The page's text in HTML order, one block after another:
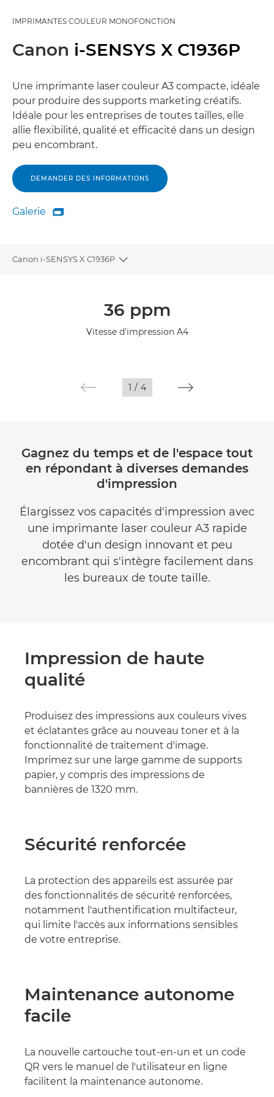
IMPRIMANTES COULEUR MONOFONCTION
Canon i-SENSYS X C1936P
Une imprimante laser couleur A3 compacte, idéale
pour produire des supports marketing créatifs.
Idéale pour les entreprises de toutes tailles, elle
allie flexibilité, qualité et efficacité dans un design
peu encombrant.
DEMANDER DES INFORMATIONS
Galerie
Galerie

Canon i-SENSYS X C1936P
Toggle breadcrumbs
36 ppm
Vitesse d'impression A4
1 / 4
Gagnez du temps et de l'espace tout
en répondant à diverses demandes
d'impression
Élargissez vos capacités d'impression avec
une imprimante laser couleur A3 rapide
dotée d'un design innovant et peu
encombrant qui s'intègre facilement dans
les bureaux de toute taille.
Impression de haute
qualité
Produisez des impressions aux couleurs vives
et éclatantes grâce au nouveau toner et à la
fonctionnalité de traitement d'image.
Imprimez sur une large gamme de supports
papier, y compris des impressions de
bannières de 1320 mm.
Sécurité renforcée
La protection des appareils est assurée par
des fonctionnalités de sécurité renforcées,
notamment l'authentification multifacteur,
qui limite l'accès aux informations sensibles
de votre entreprise.
Maintenance autonome
facile
La nouvelle cartouche tout-en-un et un code
QR vers le manuel de l'utilisateur en ligne
facilitent la maintenance autonome.